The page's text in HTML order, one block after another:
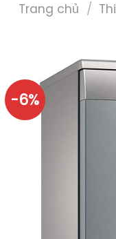
Trang chủ /
-6%